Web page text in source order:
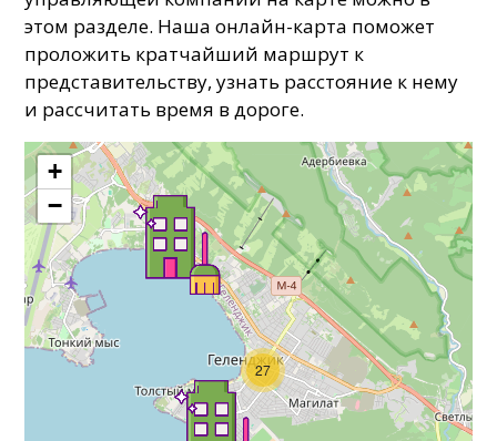
этом разделе. Наша онлайн-карта поможет
проложить кратчайший маршрут к
представительству, узнать расстояние к нему
и рассчитать время в дороге.
27
+
−